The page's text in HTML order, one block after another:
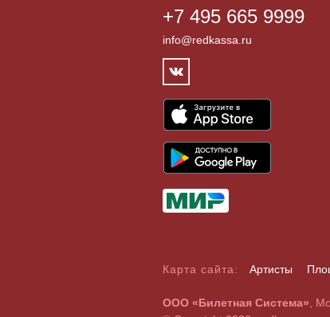
+7 495 665 9999
info@redkassa.ru
Карта сайта: Артисты
A B C D E F G H I J K L M N O P
ООО «Билетная Система» ,